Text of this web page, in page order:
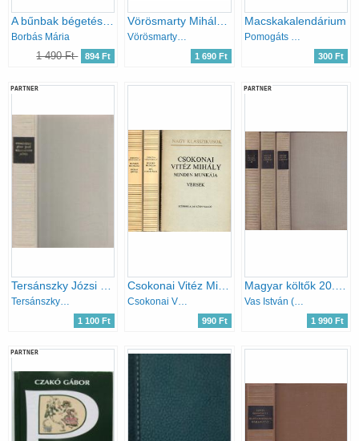
Borbás Mária
1 490 Ft 894 Ft
Vörösmarty Mihály
1 690 Ft
Macskakalendárium
Pomogáts Béla
300 Ft
PARTNER
1 100 Ft 990 Ft
PARTNER
Vas István (válogatta)
1 990 Ft
PARTNER